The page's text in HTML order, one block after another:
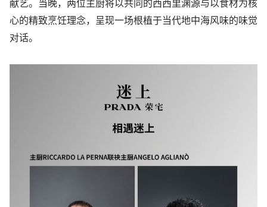
献艺。当晚，两位主厨将以共同的西西里渊源与以食材为核
心的精致烹饪理念，呈现一场根植于当代地中海风味的味觉
对话。